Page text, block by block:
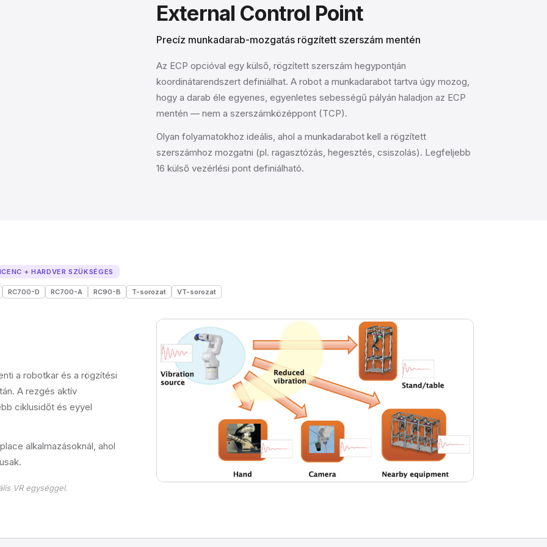
External Control Point
Precíz munkadarab-mozgatás rögzített szerszám mentén
Az ECP opcióval egy külső, rögzített szerszám hegypontján
koordinátarendszert definiálhat. A robot a munkadarabot tartva úgy mozog,
hogy a darab éle egyenes, egyenletes sebességű pályán haladjon az ECP
mentén — nem a szerszámközéppont (TCP).
Olyan folyamatokhoz ideális, ahol a munkadarabot kell a rögzített
szerszámhoz mozgatni (pl. ragasztózás, hegesztés, csiszolás). Legfeljebb
16 külső vezérlési pont definiálható.
+ HARDVER SZÜKSÉGES
RC700-D RC700-A RC90-B T-sorozat VT-sorozat
a robotkar és a rögzítési
A rezgés aktív
ciklusidőt és eyyel
alkalmazásoknál, ahol
VR egységgel.